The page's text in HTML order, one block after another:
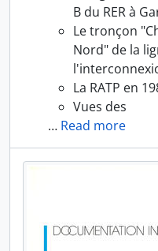
B du RER à
Le tronçon
Nord" de la
La RATP en
Vues des
… Read more